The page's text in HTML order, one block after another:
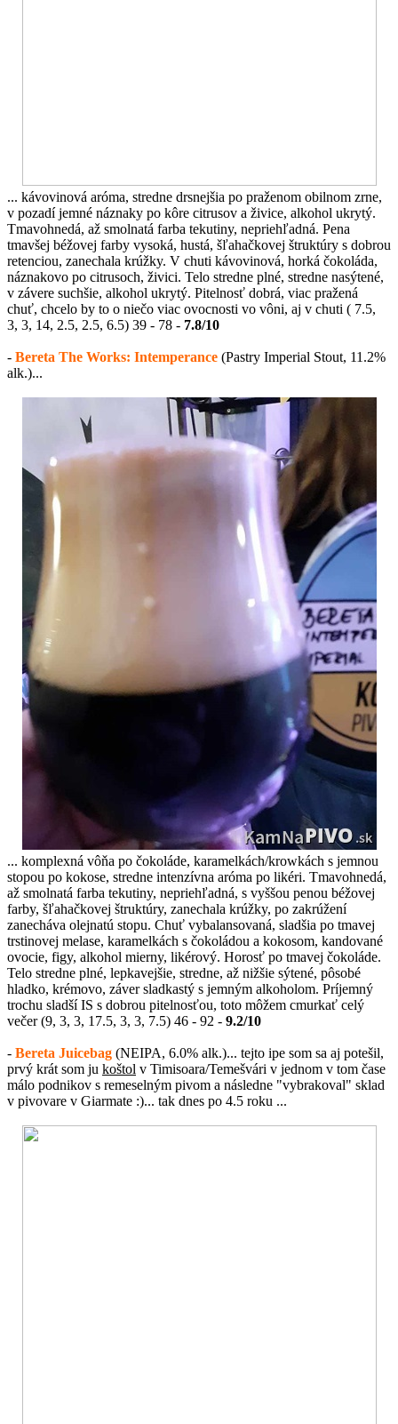
... kávovinová aróma, stredne drsnejšia po praženom obilnom zrne,
v pozadí jemné náznaky po kôre citrusov a živice, alkohol ukrytý.
Tmavohnedá, až smolnatá farba tekutiny, nepriehľadná. Pena
tmavšej béžovej farby vysoká, hustá, šľahačkovej štruktúry s dobrou
retenciou, zanechala krúžky. V chuti kávovinová, horká čokoláda,
náznakovo po citrusoch, živici. Telo stredne plné, stredne nasýtené,
v závere suchšie, alkohol ukrytý. Pitelnosť dobrá, viac pražená
chuť, chcelo by to o niečo viac ovocnosti vo vôni, aj v chuti ( 7.5,
3, 3, 14, 2.5, 2.5, 6.5) 39 - 78 - 7.8/10
- Bereta The Works: Intemperance (Pastry Imperial Stout, 11.2%
alk.)...
... komplexná vôňa po čokoláde, karamelkách/krowkách s jemnou
stopou po kokose, stredne intenzívna aróma po likéri. Tmavohnedá,
až smolnatá farba tekutiny, nepriehľadná, s vyššou penou béžovej
farby, šľahačkovej štruktúry, zanechala krúžky, po zakrúžení
zanecháva olejnatú stopu. Chuť vybalansovaná, sladšia po tmavej
trstinovej melase, karamelkách s čokoládou a kokosom, kandované
ovocie, figy, alkohol mierny, likérový. Horosť po tmavej čokoláde.
Telo stredne plné, lepkavejšie, stredne, až nižšie sýtené, pôsobé
hladko, krémovo, záver sladkastý s jemným alkoholom. Príjemný
trochu sladší IS s dobrou pitelnosťou, toto môžem cmurkať celý
večer (9, 3, 3, 17.5, 3, 3, 7.5) 46 - 92 - 9.2/10
- Bereta Juicebag (NEIPA, 6.0% alk.)... tejto ipe som sa aj potešil,
prvý krát som ju koštol v Timisoara/Temešvári v jednom v tom čase
málo podnikov s remeselným pivom a následne "vybrakoval" sklad
v pivovare v Giarmate :)... tak dnes po 4.5 roku ...